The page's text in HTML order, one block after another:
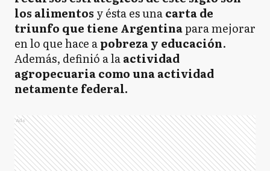
los alimentos y ésta es unacarta de
triunfo que tiene Argentinapara mejorar
en lo que hace apobreza y educación.
Además, definió a laactividad
agropecuaria como una actividad
netamente federal.
Ads